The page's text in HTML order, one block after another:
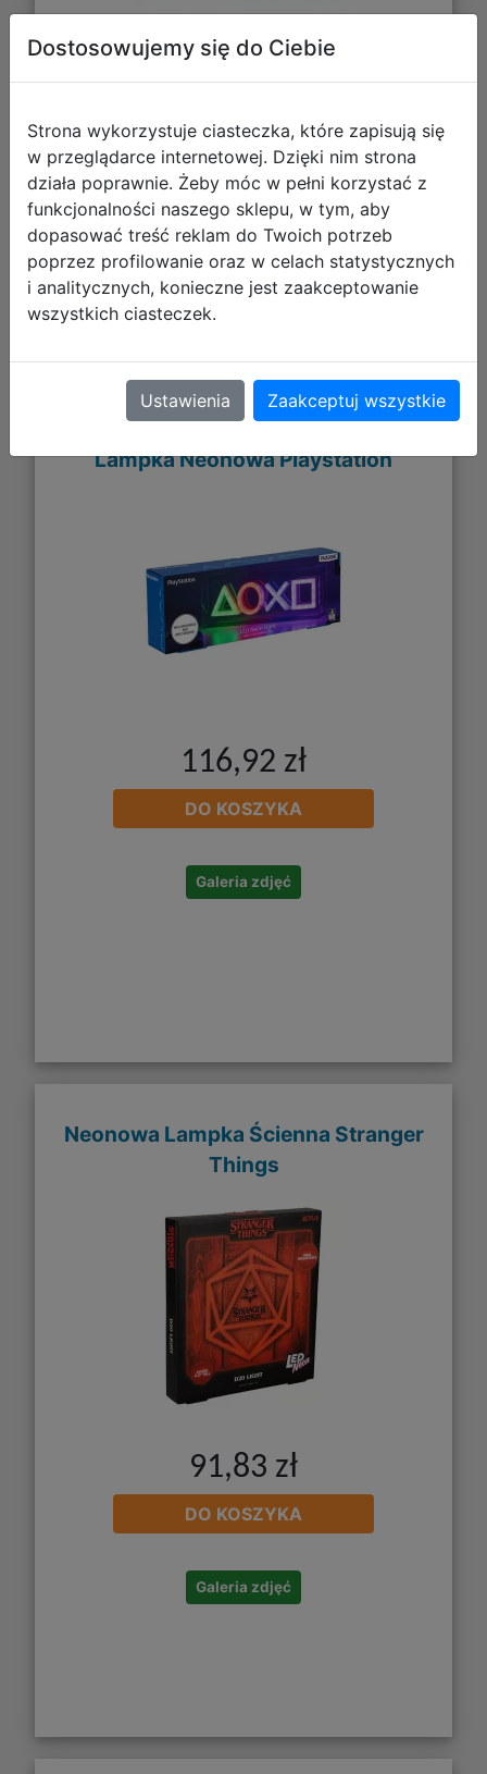
91,83 zł
DO KOSZYKA
Galeria zdjęć
Lampka Neonowa Playstation
116,92 zł
DO KOSZYKA
Galeria zdjęć
Neonowa Lampka Ścienna Stranger
Things
91,83 zł
DO KOSZYKA
Galeria zdjęć
Dostosowujemy się do Ciebie
Strona wykorzystuje ciasteczka, które zapisują się
w przeglądarce internetowej. Dzięki nim strona
działa poprawnie. Żeby móc w pełni korzystać z
funkcjonalności naszego sklepu, w tym, aby
dopasować treść reklam do Twoich potrzeb
poprzez profilowanie oraz w celach statystycznych
i analitycznych, konieczne jest zaakceptowanie
wszystkich ciasteczek.
Ustawienia Zaakceptuj wszystkie